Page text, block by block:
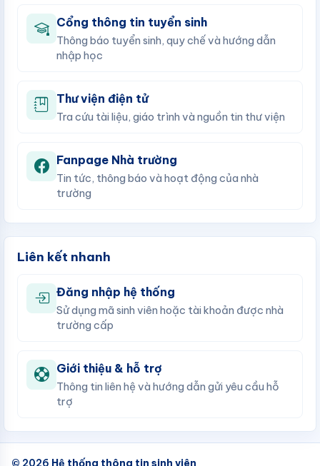
Cổng thông tin tuyển sinh
Thông báo tuyển sinh, quy chế và hướng dẫn
nhập học
Thư viện điện tử
Tra cứu tài liệu, giáo trình và nguồn tin thư viện
Fanpage Nhà trường
Tin tức, thông báo và hoạt động của nhà
trường
Liên kết nhanh
Đăng nhập hệ thống
Sử dụng mã sinh viên hoặc tài khoản được nhà
trường cấp
Giới thiệu & hỗ trợ
Thông tin liên hệ và hướng dẫn gửi yêu cầu hỗ
trợ
© 2026 Hệ thống thông tin sinh viên